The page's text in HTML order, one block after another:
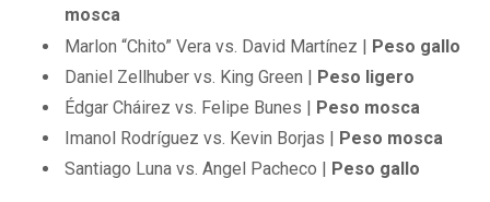
mosca
Marlon “Chito” Vera vs. David Martínez | Peso gallo
Daniel Zellhuber vs. King Green | Peso ligero
Édgar Cháirez vs. Felipe Bunes | Peso mosca
Imanol Rodríguez vs. Kevin Borjas | Peso mosca
Santiago Luna vs. Angel Pacheco |
Peso gallo